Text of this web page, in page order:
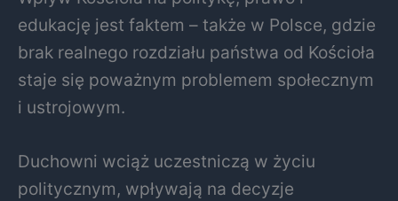
edukację jest faktem – także w Polsce, gdzie
brak realnego rozdziału państwa od Kościoła
staje się poważnym problemem społecznym
i ustrojowym.
Duchowni wciąż uczestniczą w życiu
politycznym, wpływają na decyzje